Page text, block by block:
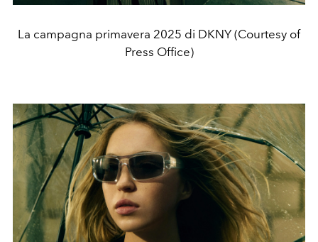
La campagna primavera 2025 di DKNY (Courtesy of
Press Office)